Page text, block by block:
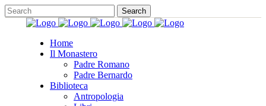
Home
Il Monastero
Padre Romano
Padre Bernardo
Biblioteca
Antropologia